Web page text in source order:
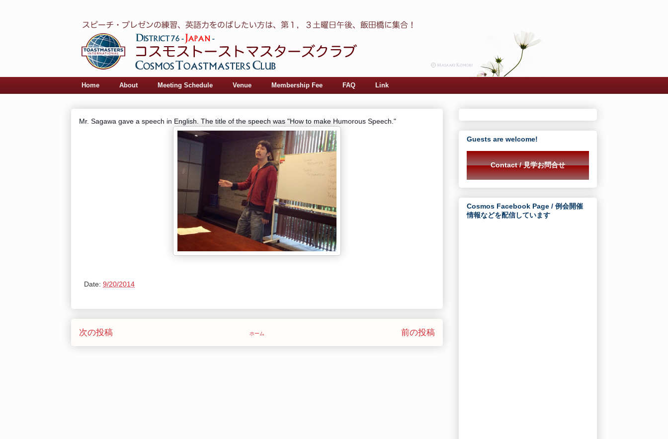
Home About Meeting Schedule Venue Membership Fee FAQ Link
Mr. Sagawa gave a speech in English. The title of the speech was "How to make Humorous Speech."
Date: 9/20/2014
次の投稿 前の投稿
ホーム
Guests are welcome!
Contact / 見学お問合せ
Cosmos Facebook Page / 例会開催
情報などを配信しています